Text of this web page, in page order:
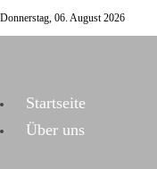
Donnerstag, 06. August 2026
Startseite
Über uns